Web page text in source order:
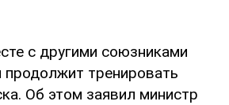
с другими союзниками
продолжит тренировать
Об этом заявил министр